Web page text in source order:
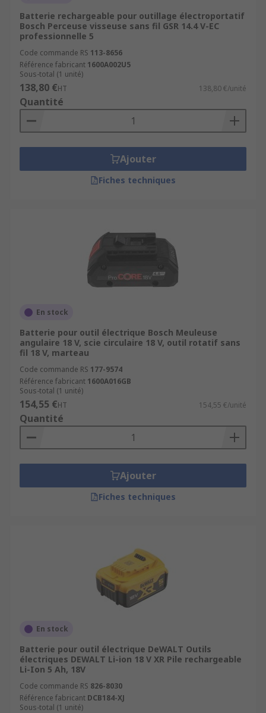
électroportatifs
Pour prolonger la durée de vie de votre batterie,
évitez de la laisser complètement déchargée
pendant de longues périodes, gardez-la à l’abri
des températures extrêmes et utilisez un
chargeur approprié.
élément essentiel de tout projet de bricolage ou
de construction. En comprenant les différents
types de batteries et en sachant comment les
Batterie rechargeable pour outillage électroportatif
Bosch Perceuse visseuse sans fil GSR 14.4 V-EC
professionnelle 5
Code commande RS 113-8656
Référence fabricant 1600A002U5
Sous-total (1 unité)
138,80 €HT 138,80 €/unité
Quantité
Ajouter
Fiches techniques
En stock
Batterie pour outil électrique Bosch Meuleuse
angulaire 18 V, scie circulaire 18 V, outil rotatif sans
fil 18 V, marteau
Code commande RS 177-9574
Référence fabricant 1600A016GB
Sous-total (1 unité)
154,55 €HT 154,55 €/unité
Quantité
Ajouter
Fiches techniques
En stock
Batterie pour outil électrique DeWALT Outils
électriques DEWALT Li-ion 18 V XR Pile rechargeable
Li-Ion 5 Ah, 18V
Code commande RS 826-8030
Référence fabricant DCB184-XJ
Sous-total (1 unité)